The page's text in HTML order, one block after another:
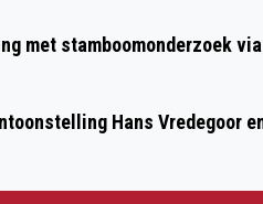
met stamboomonderzoek
Hans Vredegoor